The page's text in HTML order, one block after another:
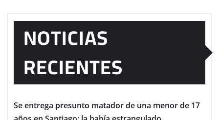
NOTICIAS
RECIENTES
Se entrega presunto matador de una menor de 17